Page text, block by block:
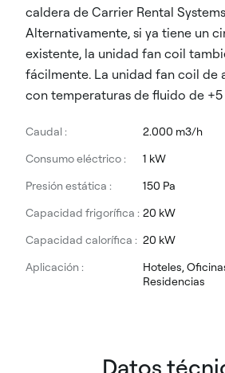
caldera de Carrier Rental
Alternativamente, si ya tiene un
existente, la unidad fan coil
fácilmente. La unidad fan coil de
con temperaturas de fluido de +5
Caudal :
2.000 m3/h
Consumo eléctrico :
1 kW
Presión estática :
150 Pa
Capacidad frigorífica : 20 kW
Capacidad calorífica : 20 kW
Aplicación :
Hoteles,
Residencias
Datos